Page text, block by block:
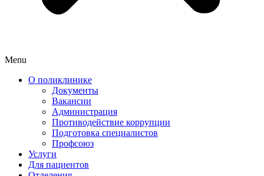
Menu
О поликлинике
Документы
Вакансии
Администрация
Противодействие коррупции
Подготовка специалистов
Профсоюз
Услуги
Для пациентов